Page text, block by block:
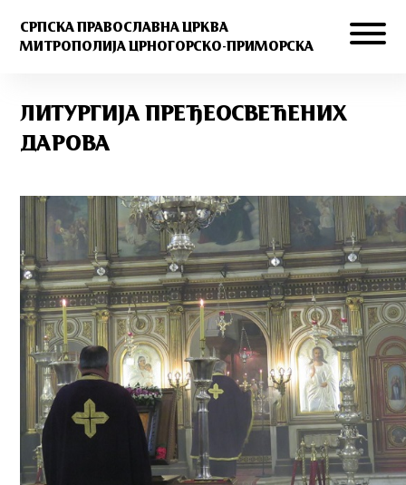
СРПСКА ПРАВОСЛАВНА ЦРКВА
МИТРОПОЛИЈА ЦРНОГОРСКО-ПРИМОРСКА
ЛИТУРГИЈА ПРЕЂЕОСВЕЋЕНИХ
ДАРОВА